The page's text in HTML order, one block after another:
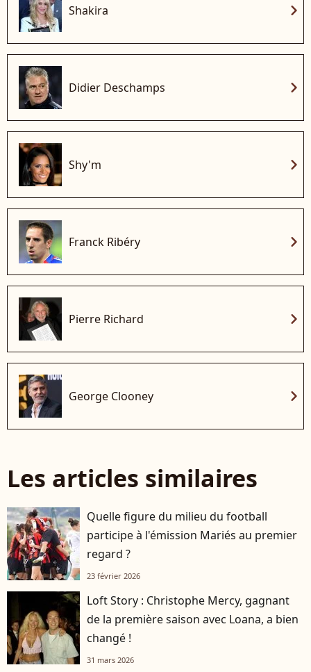
Shakira chevron_right
Didier Deschamps chevron_right
Shy'm chevron_right
Franck Ribéry chevron_right
Pierre Richard chevron_right
George Clooney chevron_right
Les articles similaires
Quelle figure du milieu du football
participe à l'émission Mariés au premier
regard ?
23 février 2026
Loft Story : Christophe Mercy, gagnant
de la première saison avec Loana, a bien
changé !
31 mars 2026